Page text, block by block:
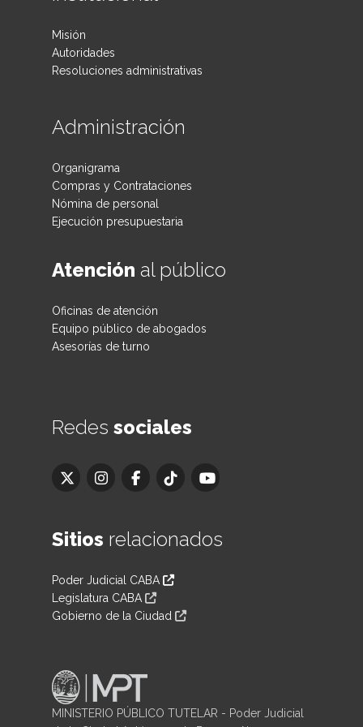
Misión
Autoridades
Resoluciones administrativas
Administración
Organigrama
Compras y Contrataciones
Nómina de personal
Ejecución presupuestaria
Atención al público
Oficinas de atención
Equipo público de abogados
Asesorías de turno
Redes sociales
Sitios relacionados
Poder Judicial CABA
Legislatura CABA
Gobierno de la Ciudad
MINISTERIO PÚBLICO TUTELAR - Poder Judicial